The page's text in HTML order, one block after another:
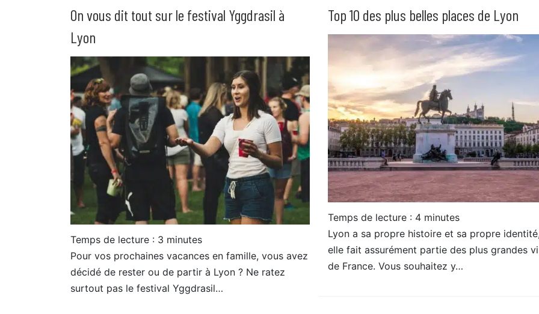
On vous dit tout sur le festival Yggdrasil à
Lyon
Temps de lecture : 3 minutes
Pour vos prochaines vacances en famille, vous avez
décidé de rester ou de partir à Lyon ? Ne ratez
surtout pas le festival Yggdrasil…
Top 10 des plus belles places de Lyon
Temps de lecture : 4 minutes
Lyon a sa propre histoire et sa propre
elle fait assurément partie des plus grandes
de France. Vous souhaitez y…